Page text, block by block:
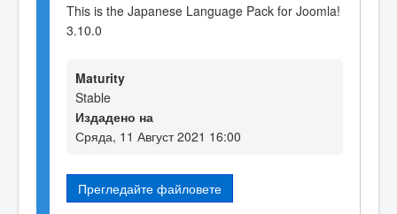
This is the Japanese Language Pack for Joomla!
3.10.0
Maturity
Stable
Издадено на
Сряда, 11 Август 2021 16:00
Прегледайте файловете